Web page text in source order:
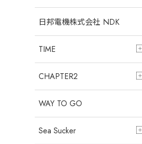
日邦電機株式会社 NDK
TIME
CHAPTER2
WAY TO GO
Sea Sucker